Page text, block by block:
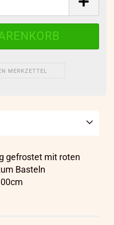
MERKZETTEL
gefrostet mit roten
Basteln